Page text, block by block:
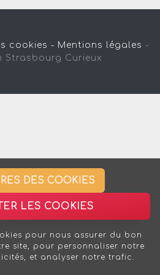
cookies - Mentions légales -
Strasbourg Curieux
DES COOKIES
LES COOKIES
pour nous assurer du bon
site, pour personnaliser notre
et analyser notre trafic.